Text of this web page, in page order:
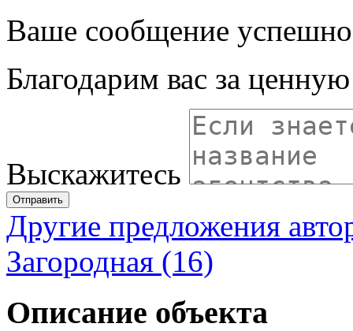
Ваше сообщение успешно
Благодарим вас за
Выскажитесь
Отправить
Другие предложения
Загородная (16)
Описание объекта